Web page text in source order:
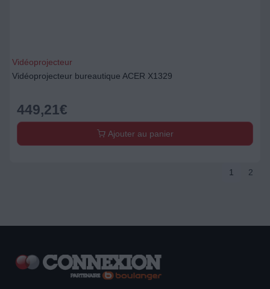
Vidéoprojecteur
Vidéoprojecteur bureautique ACER X1329
449,21€
Ajouter au panier
1 2